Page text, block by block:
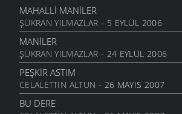
ŞIIRLER - 10 EKIM 2010
İÇIMDE SAKLIYORUM
ŞIIRLER- 29 EYLÜL 2010
SENSIZIM ŞIMDI
ŞIIRLER - 23 EYLÜL 2010
HAYALIN
ŞIIRLER- 20 AĞUSTOS 2010
MAHALLI MANILER
ŞÜKRAN YILMAZLAR - 5 EYLÜL 2006
MANILER
ŞÜKRAN YILMAZLAR - 24 EYLÜL 2006
PEŞKIR ASTIM
CELALETTIN ALTUN - 26 MAYIS 2007
BU DERE